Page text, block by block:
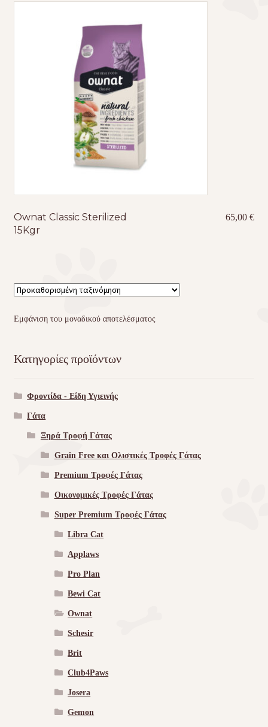
Επικοινωνία
Φροντίδα – Είδη Υγιεινής
Ownat Classic Sterilized
15Kgr
65,00€
Εμφάνιση του μοναδικού αποτελέσματος
Κατηγορίες προϊόντων
Φροντίδα - Είδη Υγιεινής
Γάτα
Ξηρά Τροφή Γάτας
Grain Free και Ολιστικές Τροφές Γάτας
Premium Τροφές Γάτας
Οικονομικές Τροφές Γάτας
Super Premium Τροφές Γάτας
Libra Cat
Applaws
Pro Plan
Bewi Cat
Ownat
Schesir
Brit
Club4Paws
Josera
Gemon